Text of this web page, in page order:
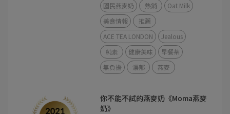
國民燕麥奶
熱銷
Oat Milk
美食情報
推薦
ACE TEA LONDON
Jealous
純素
健康美味
早餐茶
無負擔
濃郁 燕麥
你不能不試的燕麥奶《Moma燕麥
奶》